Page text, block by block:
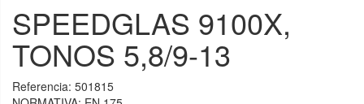
SPEEDGLAS 9100X,
TONOS 5,8/9-13
Referencia: 501815